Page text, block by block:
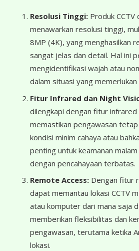
Resolusi Tinggi: Produk CCTV
menawarkan resolusi tinggi,
8MP (4K), yang menghasilkan
sangat jelas dan detail. Hal ini
mengidentifikasi wajah atau
dalam situasi yang
Fitur Infrared dan Night
dilengkapi dengan fitur infrared
memastikan pengawasan
kondisi minim cahaya atau
penting untuk keamanan
dengan pencahayaan terbatas.
Remote Access: Dengan fitur
dapat memantau lokasi CCTV
atau komputer dari mana saja
memberikan fleksibilitas dan
pengawasan, terutama ketika
lokasi.